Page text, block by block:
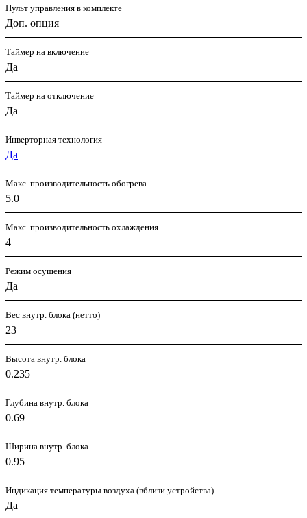
Пульт управления в комплекте
Доп. опция
Таймер на включение
Да
Таймер на отключение
Да
Инверторная технология
Да
Макс. производительность обогрева
5.0
Макс. производительность охлаждения
4
Режим осушения
Да
Вес внутр. блока (нетто)
23
Высота внутр. блока
0.235
Глубина внутр. блока
0.69
Ширина внутр. блока
0.95
Индикация температуры воздуха (вблизи устройства)
Да